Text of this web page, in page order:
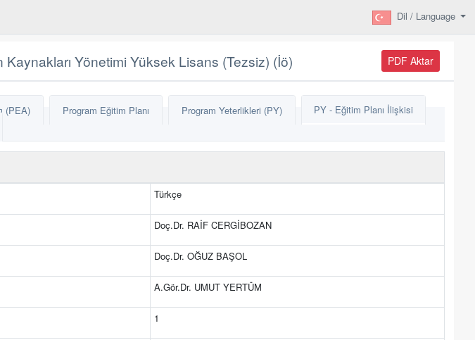
Dil / Language
Kaynakları Yönetimi Yüksek Lisans (Tezsiz) (İö) PDF Aktar
(PEA) Program Eğitim Planı Program Yeterlikleri (PY)
PY - Eğitim Planı İlişkisi
Türkçe
Doç.Dr. RAİF CERGİBOZAN
Doç.Dr. OĞUZ BAŞOL
A.Gör.Dr. UMUT YERTÜM
1